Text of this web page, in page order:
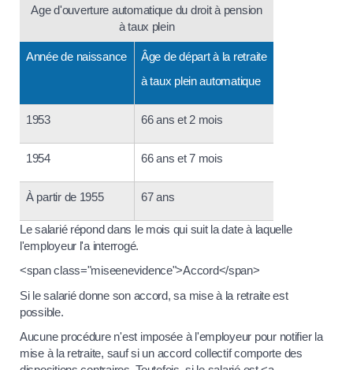
Age d'ouverture automatique du droit à pension
à taux plein
Année de naissance
Âge de départ à la retraite
à taux plein automatique
1953 66 ans et 2 mois
1954 66 ans et 7 mois
À partir de 1955 67 ans
Le salarié répond dans le mois qui suit la date à laquelle
l'employeur l'a interrogé.
<span class="miseenevidence">Accord</span>
Si le salarié donne son accord, sa mise à la retraite est
possible.
Aucune procédure n'est imposée à l'employeur pour notifier la
mise à la retraite, sauf si un accord collectif comporte des